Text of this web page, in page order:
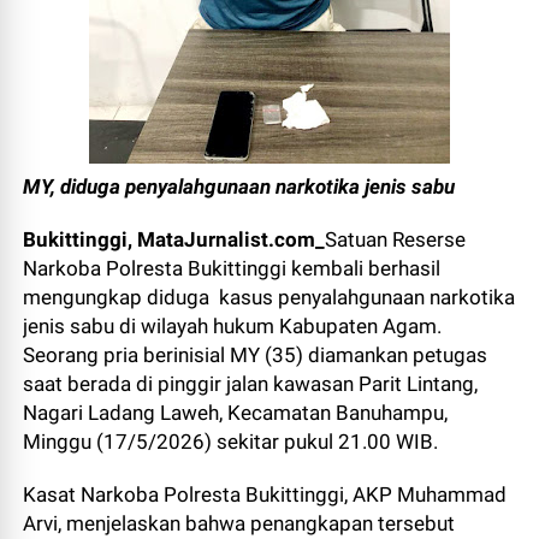
MY, diduga penyalahgunaan narkotika jenis sabu
Bukittinggi, MataJurnalist.com_Satuan Reserse
Narkoba Polresta Bukittinggi kembali berhasil
mengungkap diduga kasus penyalahgunaan narkotika
jenis sabu di wilayah hukum Kabupaten Agam.
Seorang pria berinisial MY (35) diamankan petugas
saat berada di pinggir jalan kawasan Parit Lintang,
Nagari Ladang Laweh, Kecamatan Banuhampu,
Minggu (17/5/2026) sekitar pukul 21.00 WIB.
Kasat Narkoba Polresta Bukittinggi, AKP Muhammad
Arvi, menjelaskan bahwa penangkapan tersebut